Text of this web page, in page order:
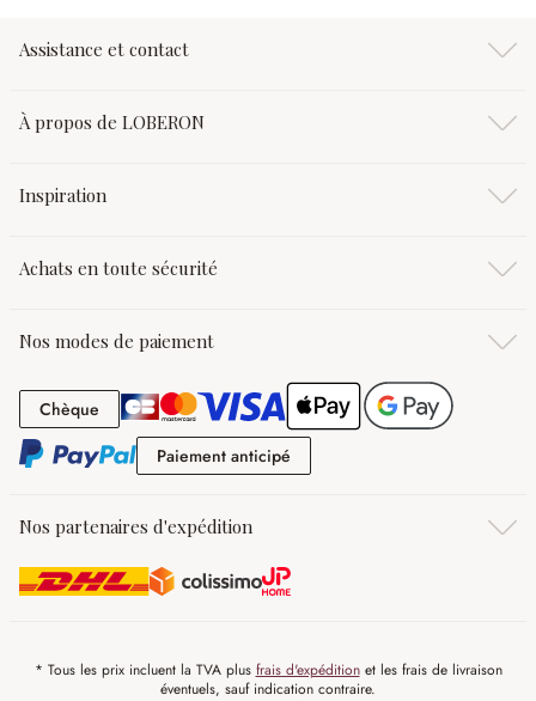
Assistance et contact
À propos de LOBERON
Inspiration
Achats en toute sécurité
Nos modes de paiement
Chèque Chèque
Paiement anticipé
Nos partenaires d'expédition
* Tous les prix incluent la TVA plus frais d'expéditionet les frais de livraison
éventuels, sauf indication contraire.